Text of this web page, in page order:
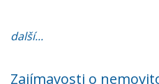
další...
Zajímavosti o